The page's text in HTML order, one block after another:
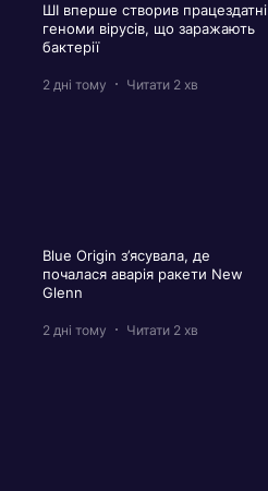
ШІ вперше створив працездатні
геноми вірусів, що заражають
бактерії
2 дні тому Читати 2 хв
Blue Origin з’ясувала, де
почалася аварія ракети New
Glenn
2 дні тому Читати 2 хв